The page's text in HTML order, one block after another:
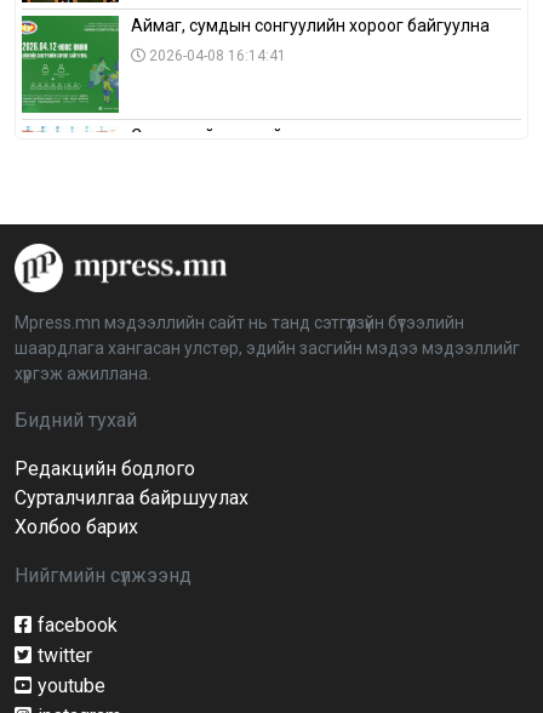
Аймаг, сумдын сонгуулийн хороог байгуулна
2026-04-08 16:14:41
Сонгуулийн хуулийн зөрчил, шалгах,
аймагт үргэлжилж байна
BTS-ийн тоглолтыг Netflix дэлхий даяар шууд
дамжуулна
Иргэдийн төлөөлөгчдийн хурлын 2026 оны
нөхөн сонгууль 6 дугаар сарын 21-нд болно
Д.Тэгшбаяр: НҮБ-ын тогтоол санаачилж,
Mpress.mn мэдээллийн сайт нь танд сэтгүүлзүйн бүтээлийн
шаардлага хангасан улстөр, эдийн засгийн мэдээ мэдээллийг
хүргэж ажиллана.
Бидний тухай
Редакцийн бодлого
Сурталчилгаа байршуулах
Холбоо барих
Нийгмийн сүлжээнд
facebook
twitter
youtube